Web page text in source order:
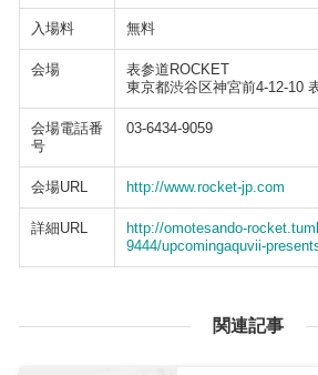
入場料 無料
会場
表参道ROCKET
東京都渋谷区神宮前4-12-10
会場電話番
号
03-6434-9059
会場URL http://www.rocket-jp.com
詳細URL
http://omotesando-
9444/upcomingaquvii-
関連記事